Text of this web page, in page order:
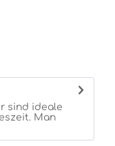
sind ideale
Man